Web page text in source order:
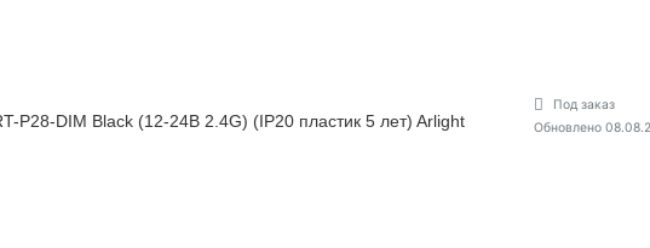
P28-DIM Black (12-24В 2.4G) (IP20 пластик 5 лет) Arlight
Под заказ
Обновлено